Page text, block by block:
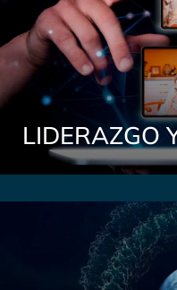
LIDERAZGO